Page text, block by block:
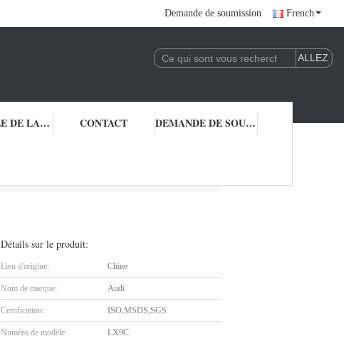
Demande de soumission French
CONTRÔLE DE LA QUALITÉ CONTACT DEMANDE DE SOUMISSION
Détails sur le produit:
Lieu d'origine: Chine
Nom de marque: Audi
Certification: ISO,MSDS,SGS
Numéro de modèle: LX9C